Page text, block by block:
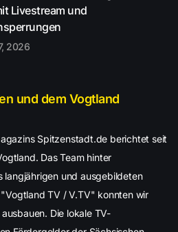
Livestream und
2026
und dem Vogtland
Spitzenstadt.de berichtet seit
Das Team hinter
und ausgebildeten
TV / V.TV" konnten wir
Die lokale TV-